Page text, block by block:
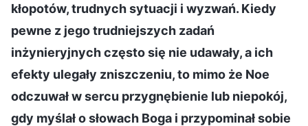
kłopotów, trudnych sytuacji i wyzwań. Kiedy
pewne z jego trudniejszych zadań
inżynieryjnych często się nie udawały, a ich
efekty ulegały zniszczeniu, to mimo że Noe
odczuwał w sercu przygnębienie lub niepokój,
gdy myślał o słowach Boga i przypominał sobie